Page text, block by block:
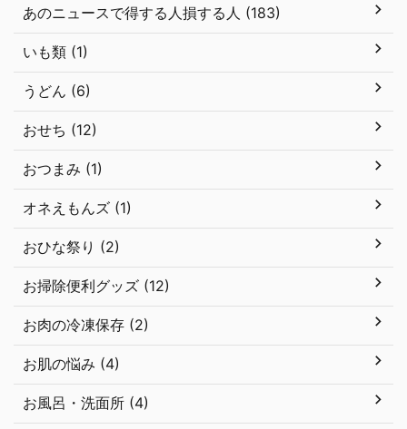
あのニュースで得する人損する人 (183)
いも類 (1)
うどん (6)
おせち (12)
おつまみ (1)
オネえもんズ (1)
おひな祭り (2)
お掃除便利グッズ (12)
お肉の冷凍保存 (2)
お肌の悩み (4)
お風呂・洗面所 (4)